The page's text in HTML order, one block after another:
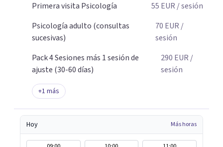
incomoda. Tu cambio no empieza cuando lo entiendes.
Empieza cuando dejas de repetir lo mismo.
Primera visita Psicología
55 EUR / sesión
Psicología adulto (consultas
sucesivas)
70 EUR /
sesión
Pack 4 Sesiones más 1 sesión de
ajuste (30-60 días)
290 EUR /
sesión
+1 más
Hoy Más horas